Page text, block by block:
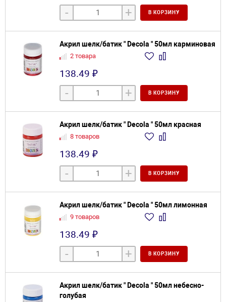
- + В КОРЗИНУ
Акрил шелк/батик " Decola " 50мл карминовая
2 товара
138.49 ₽
- + В КОРЗИНУ
Акрил шелк/батик " Decola " 50мл красная
8 товаров
138.49 ₽
- + В КОРЗИНУ
Акрил шелк/батик " Decola " 50мл лимонная
9 товаров
138.49 ₽
- + В КОРЗИНУ
Акрил шелк/батик " Decola " 50мл небесно-
голубая